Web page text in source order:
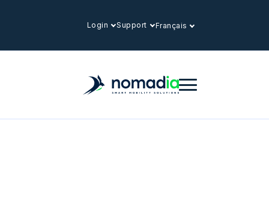
Login Support Français